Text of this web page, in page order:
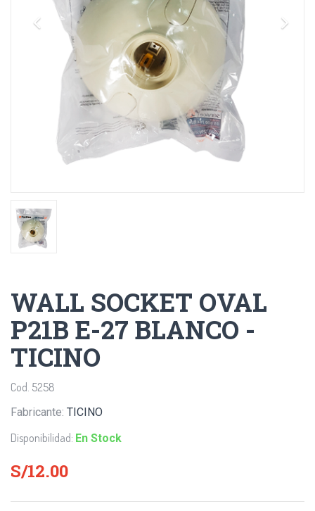
WALL SOCKET OVAL
P21B E-27 BLANCO -
TICINO
Cod. 5258
Fabricante: TICINO
Disponibilidad: En Stock
S/12.00